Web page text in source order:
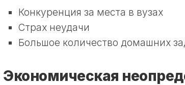
Конкуренция за места в вузах
Страх неудачи
Большое количество домашних
Экономическая